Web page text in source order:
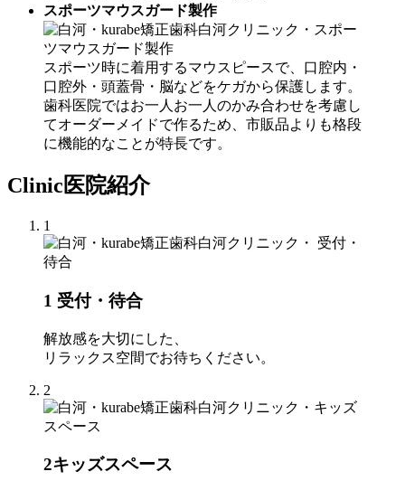
スポーツマウスガード製作
スポーツ時に着用するマウスピースで、口腔内・
口腔外・頭蓋骨・脳などをケガから保護します。
歯科医院ではお一人お一人のかみ合わせを考慮し
てオーダーメイドで作るため、市販品よりも格段
に機能的なことが特長です。
Clinic医院紹介
1
1 受付・待合
解放感を大切にした、
リラックス空間でお待ちください。
2
2キッズスペース